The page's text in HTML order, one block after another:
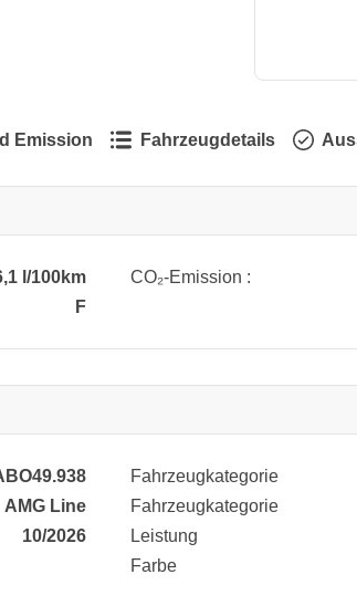
Emission Fahrzeugdetails
l/100km CO₂-Emission :
F
AMG Line
10/2026
Fahrzeugkategorie
Fahrzeugkategorie
Leistung
Farbe